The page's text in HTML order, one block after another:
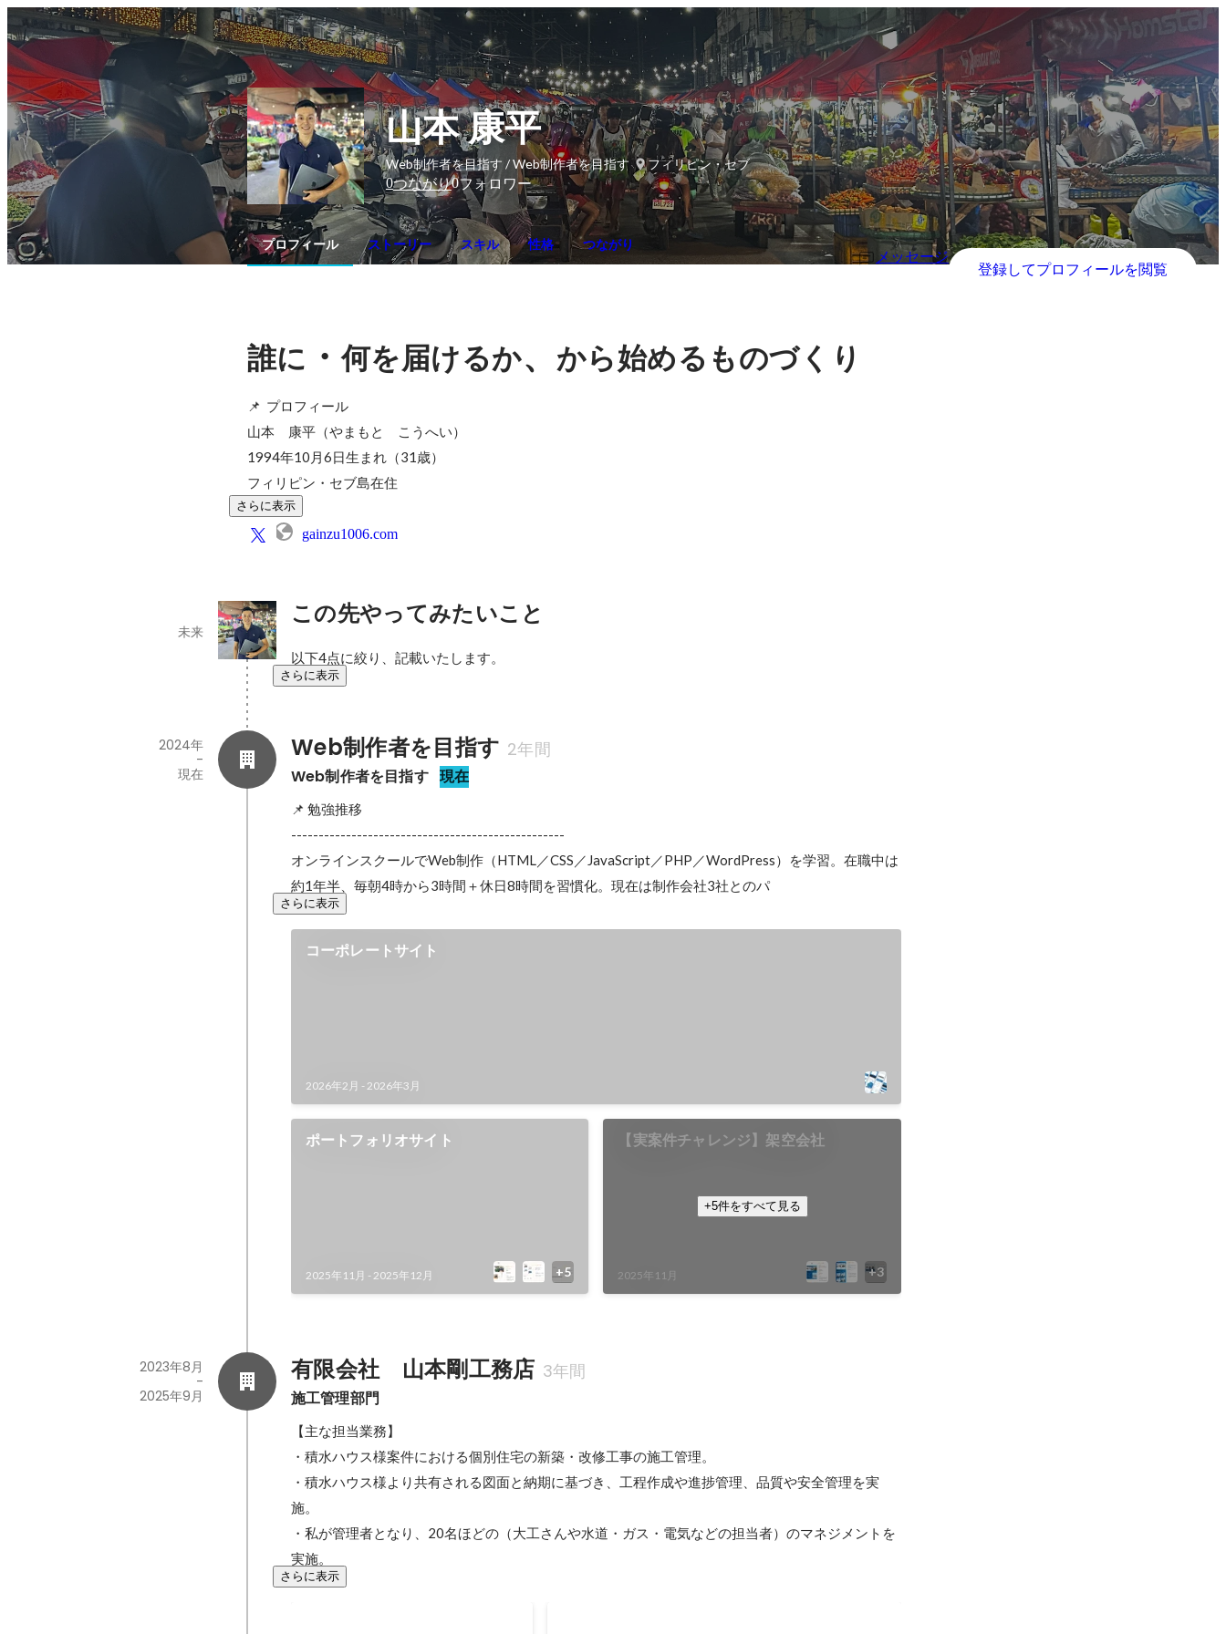
山本 康平
Web制作者を目指す / Web制作者を目指す
フィリピン・セブ
0つながり0フォロワー
プロフィール ストーリー スキル 性格 つながり
メッセージ
登録してプロフィールを閲覧
誰に ・何を届けるか、 から始めるものづくり
📌  プロフィール
山本　康平（やまもと　こうへい）
1994年10月6日生まれ（31歳）
フィリピン・セブ島在住
さらに表示
gainzu1006.com
この先やってみたいこと
未来
以下4点に絞り、記載いたします。
さらに表示
Web制作者を目指す 2年間
Web制作者を目指す 現在
2024年
-
現在
📌 勉強推移
--------------------------------------------------
オンラインスクールでWeb制作（HTML／CSS／JavaScript／PHP／WordPress）を学習。在職中は
約1年半、毎朝4時から3時間＋休日8時間を習慣化。現在は制作会社3社とのパ
さらに表示
コーポレートサイト
2026年2月 -2026年3月
ポートフォリオサイト
2025年11月 -2025年12月
【実案件チャレンジ】架空会社
2025年11月
+5件をすべて見る
有限会社　山本剛工務店 3年間
施工管理部門
2023年8月
-
2025年9月
【主な担当業務】
・積水ハウス様案件における個別住宅の新築・改修工事の施工管理。
・積水ハウス様より共有される図面と納期に基づき、工程作成や進捗管理、品質や安全管理を実
施。
・私が管理者となり、20名ほどの（大工さんや水道・ガス・電気などの担当者）のマネジメントを
実施。
さらに表示